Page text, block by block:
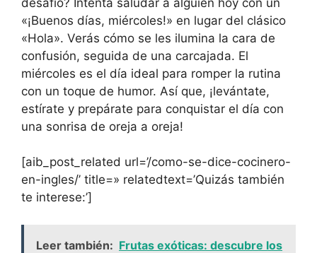
«¡Buenos días, miércoles!» en lugar del clásico
«Hola». Verás cómo se les ilumina la cara de
confusión, seguida de una carcajada. El
miércoles es el día ideal para romper la rutina
con un toque de humor. Así que, ¡levántate,
estírate y prepárate para conquistar el día con
una sonrisa de oreja a oreja!
[aib_post_related url=’/como-se-dice-cocinero-
en-ingles/’ title=» relatedtext=’Quizás también
te interese:’]
Leer también: Frutas exóticas: descubre los